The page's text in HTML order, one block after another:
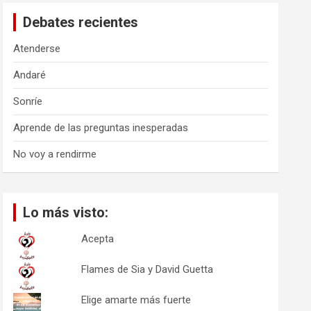
Debates recientes
Atenderse
Andaré
Sonríe
Aprende de las preguntas inesperadas
No voy a rendirme
Lo más visto:
Acepta
Flames de Sia y David Guetta
Elige amarte más fuerte